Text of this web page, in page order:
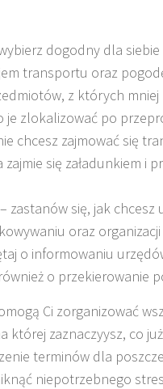
dogodny dla
transportu oraz
z których mniej
je zlokalizować po
chcesz zajmować się
się załadunkiem i
– zastanów się, jak chcesz
oraz
o informowaniu
o przekierowanie
Ci zorganizować
zaznaczyysz, co
terminów dla
niepotrzebnego